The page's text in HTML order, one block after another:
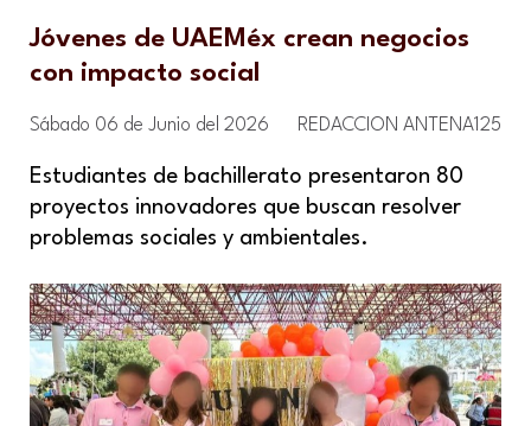
Jóvenes de UAEMéx crean negocios
con impacto social
Sábado 06 de Junio del 2026 REDACCION ANTENA125
Estudiantes de bachillerato presentaron 80
proyectos innovadores que buscan resolver
problemas sociales y ambientales.